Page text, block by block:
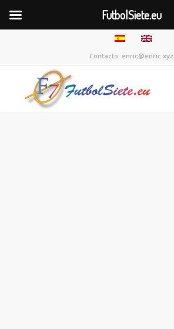
Contacto: enric@enric.xyz
FutbolSiete.eu